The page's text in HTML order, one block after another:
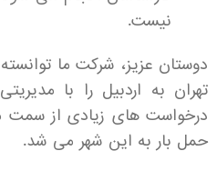
نیست.
دوستان عزیز، شرکت ما
تهران به اردبیل را با
درخواست های زیادی از سمت
حمل بار به این شهر می شد.